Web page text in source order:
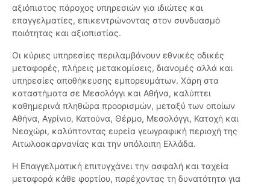
αξιόπιστος πάροχος υπηρεσιών για ιδιώτες και
επαγγελματίες, επικεντρώνοντας στον συνδυασμό
ποιότητας και αξιοπιστίας.
Οι κύριες υπηρεσίες περιλαμβάνουν εθνικές οδικές
μεταφορές, πλήρεις μετακομίσεις, διανομές αλλά και
υπηρεσίες αποθήκευσης εμπορευμάτων. Χάρη στα
καταστήματα σε Μεσολόγγι και Αθήνα, καλύπτει
καθημερινά πληθώρα προορισμών, μεταξύ των οποίων
Αθήνα, Αγρίνιο, Κατούνα, Θέρμο, Μεσολόγγι, Κατοχή και
Νεοχώρι, καλύπτοντας ευρεία γεωγραφική περιοχή της
Αιτωλοακαρνανίας και την υπόλοιπη Ελλάδα.
Η Επαγγελματική επιτυγχάνει την ασφαλή και ταχεία
μεταφορά κάθε φορτίου, παρέχοντας τη δυνατότητα για